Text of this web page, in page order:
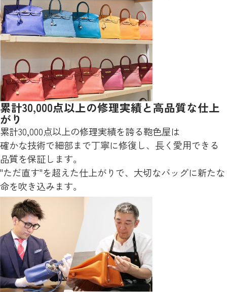
累計30,000点以上の修理実績と高品質な仕上
がり
累計30,000点以上の修理実績を誇る鞄色屋は
確かな技術で細部まで丁寧に修復し、長く愛用できる
品質を保証します。
"ただ直す"を超えた仕上がりで、大切なバッグに新たな
命を吹き込みます。